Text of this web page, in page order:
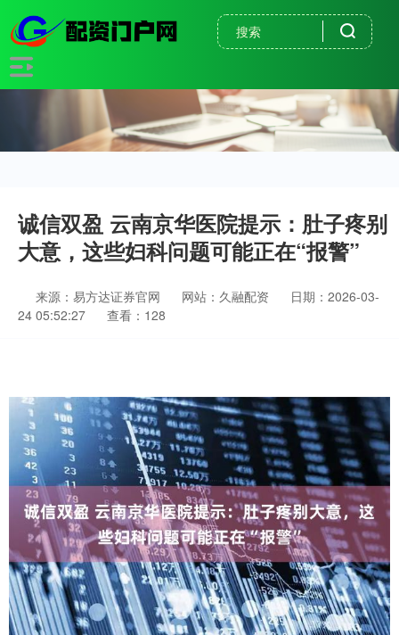
诚信双盈 云南京华医院提示：肚子疼别
大意，这些妇科问题可能正在“报警”
来源：易方达证券官网 网站：久融配资
日期：2026-03-
24 05:52:27
查看：128